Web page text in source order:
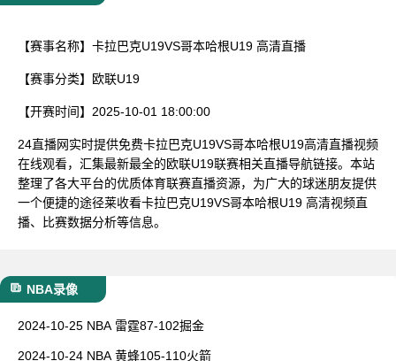
【赛事名称】 卡拉巴克U19VS哥本哈根U19 高清直播
【赛事分类】 欧联U19
【开赛时间】 2025-10-01 18:00:00
24直播网实时提供免费卡拉巴克U19VS哥本哈根U19高清直播视频
在线观看，汇集最新最全的欧联U19联赛相关直播导航链接。本站
整理了各大平台的优质体育联赛直播资源，为广大的球迷朋友提供
一个便捷的途径莱收看卡拉巴克U19VS哥本哈根U19 高清视频直
播、比赛数据分析等信息。
NBA录像
2024-10-25 NBA 雷霆87-102掘金
2024-10-24 NBA 黄蜂105-110火箭